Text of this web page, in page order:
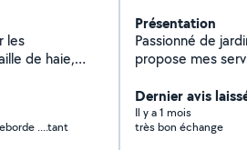
les
Présentation
Passionné de
propose mes
Plantation/
de goutte à
haute pression
Dernier avis
Il y a 1 mois
très bon échange